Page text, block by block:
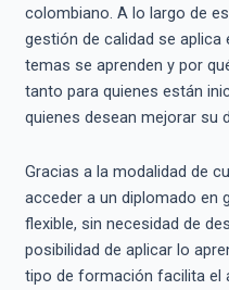
colombiano. A lo largo de
gestión de calidad se
temas se aprenden y por
tanto para quienes están
quienes desean mejorar su
Gracias a la modalidad de
acceder a un diplomado en
flexible, sin necesidad de
posibilidad de aplicar lo
tipo de formación facilita el